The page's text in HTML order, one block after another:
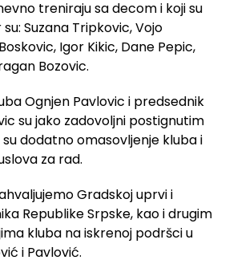
treniraju sa decom i koji su
Suzana Tripkovic, Vojo
Igor Kikic, Dane Pepic,
Bozovic.
Ognjen Pavlovic i predsednik
su jako zadovoljni postignutim
dodatno omasovljenje kluba i
za rad.
Gradskoj uprvi i
Republike Srpske, kao i drugim
kluba na iskrenoj podršci u
i Pavlović.